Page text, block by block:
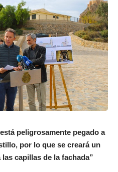
peligrosamente pegado a
por lo que se creará un
capillas de la fachada”